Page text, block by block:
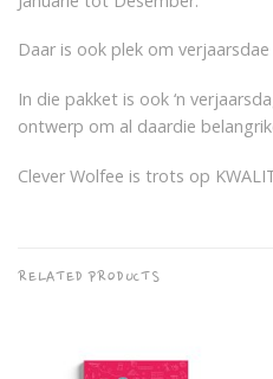
Daar is ook plek om
In die pakket is ook ‘n
ontwerp om al daardie
Clever Wolfee is trots op
RELATED PRODUCTS